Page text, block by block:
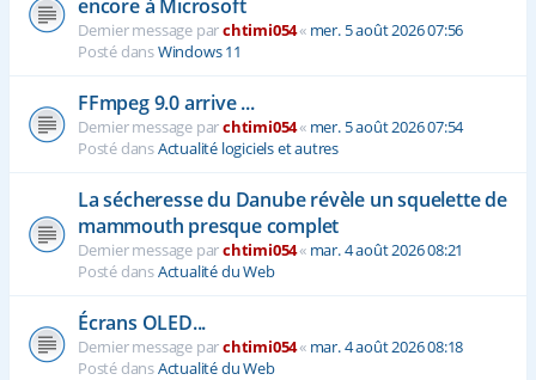
encore à Microsoft
Dernier message parchtimi054« mer. 5 août 2026 07:56
Posté dansWindows 11
FFmpeg 9.0 arrive ...
Dernier message parchtimi054« mer. 5 août 2026 07:54
Posté dansActualité logiciels et autres
La sécheresse du Danube révèle un squelette de
mammouth presque complet
Dernier message parchtimi054« mar. 4 août 2026 08:21
Posté dansActualité du Web
Écrans OLED...
Dernier message parchtimi054« mar. 4 août 2026 08:18
Posté dansActualité du Web